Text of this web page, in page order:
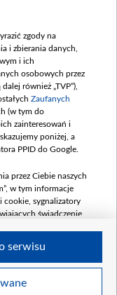
350
2025
(wpłata
8
zgody na
i zbierania danych,
i ich
osobowych przez
również „TVP”),
Zaufanych
(w tym do
zainteresowań i
poniżej, a
PPID do Google.
przez Ciebie naszych
w tym informacje
cookie, sygnalizatory
świadczenie
przez Ciebie
serwisu